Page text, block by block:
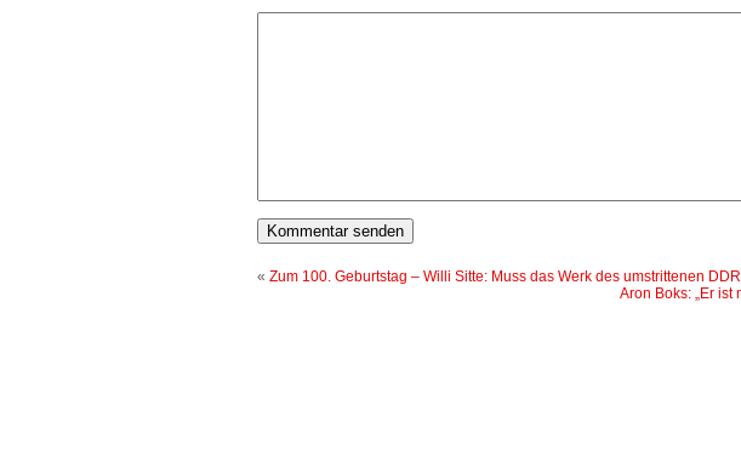
« Zum 100. Geburtstag – Willi Sitte: Muss das Werk des umstrittenen
Aron Boks: „Er